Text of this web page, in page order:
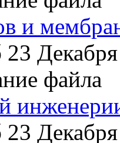
и
23
файла
23